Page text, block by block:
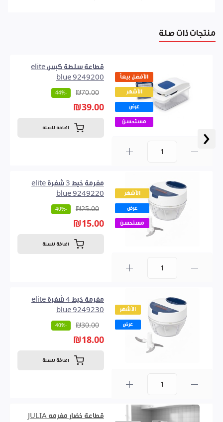
‹
منتجات ذات صلة
الأفضل بيعاً
الأشهر
عرض
مستحسن
قطاعة سلطة كبس elite
blue 9249200
₪70.00
-44%
₪39.00
اضافة للسلة
الأشهر
عرض
مستحسن
مفرمة خيط 3 شفرة elite
blue 9249220
₪25.00
-40%
₪15.00
اضافة للسلة
الأشهر
عرض
مفرمة خيط 4 شفرة elite
blue 9249230
₪30.00
-40%
₪18.00
اضافة للسلة
قطاعة خضار مفرمه JULIA